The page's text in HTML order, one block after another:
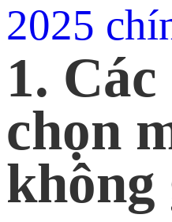
2025
1.
chọn
không